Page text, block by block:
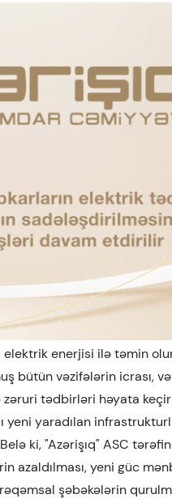
enerjisi ilə təmin
bütün vəzifələrin icrası,
tədbirləri həyata
yaradılan
ki, "Azərişıq" ASC
azaldılması, yeni güc
şəbəkələrin